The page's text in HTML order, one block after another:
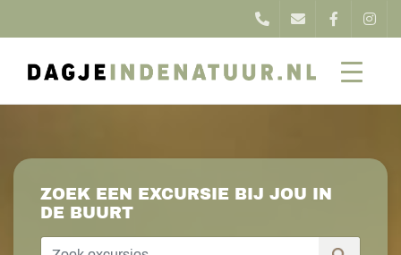
ZOEK EEN EXCURSIE BIJ JOU IN
DE BUURT